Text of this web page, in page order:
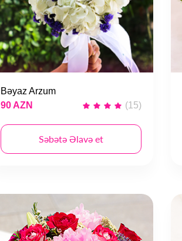
Bəyaz Arzum
90 AZN
(15)
Səbətə Əlavə et